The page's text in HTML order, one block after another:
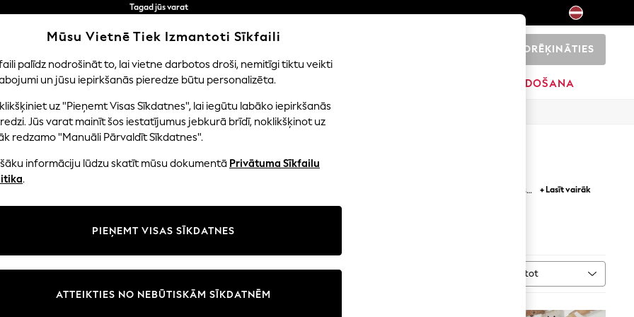
Tagad jūs varat
Ātrāk un drošāk,
norēķināšanās ar Maksājums caur banku
NORĒĶINĀTIES
ZĒNI MAZULIS SIEVIETES IZPĀRDOŠANA
kolekciju. No klasiskiem baltiem krekliem līdz brīvā laika krekliem ar volāniem — iepazīstieties ar jaunās
elementiem un krekliem ar ikdienas apdari. Mūsu modes skates iedvesmotie dizaini aptver gan mūsdienīgas
+ Lasīt vairāk
Izmērs Zīmols Krāsa Kārtot
Mūsu Vietnē Tiek Izmantoti Sīkfaili
palīdz nodrošināt to, lai vietne darbotos droši, nemitīgi tiktu veikti
un jūsu iepirkšanās pieredze būtu personalizēta.
uz "Pieņemt Visas Sīkdatnes", lai iegūtu labāko iepirkšanās
Jūs varat mainīt šos iestatījumus jebkurā brīdī, noklikšķinot uz
redzamo "Manuāli Pārvaldīt Sīkdatnes".
informāciju lūdzu skatīt mūsu dokumentā Privātuma Sīkfailu
.
PIEŅEMT VISAS SĪKDATNES
ATTEIKTIES NO NEBŪTISKĀM SĪKDATNĒM